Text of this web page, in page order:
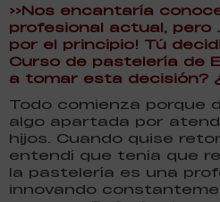
>>Nos encantaría
profesional actual, pero
por el principio! Tú
Curso de pastelería de
a tomar esta decisión?
Todo comienza porque
algo apartada por
hijos. Cuando quise
entendí que tenía que
la pastelería es una
innovando